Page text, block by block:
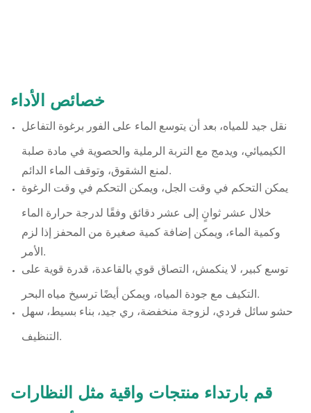
خصائص الأداء
نقل جيد للمياه، بعد أن يتوسع الماء على الفور برغوة التفاعل
الكيميائي، ويدمج مع التربة الرملية والحصوية في مادة صلبة
يمكن التحكم في وقت الجل، ويمكن التحكم في وقت الرغوة
خلال عشر ثوانٍ إلى عشر دقائق وفقًا لدرجة حرارة الماء
وكمية الماء، ويمكن إضافة كمية صغيرة من المحفز إذا لزم
توسع كبير، لا ينكمش، التصاق قوي بالقاعدة، قدرة قوية على
حشو سائل فردي، لزوجة منخفضة، ري جيد، بناء بسيط، سهل
قم بارتداء منتجات واقية مثل النظارات